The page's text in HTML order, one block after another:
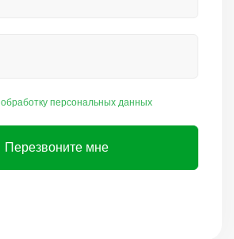
обработку персональных данных
Перезвоните мне